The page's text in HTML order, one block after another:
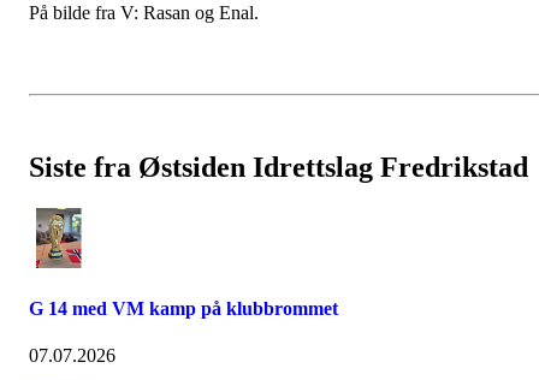
På bilde fra V: Rasan og Enal.
Siste fra Østsiden Idrettslag Fredrikstad
G 14 med VM kamp på klubbrommet
07.07.2026